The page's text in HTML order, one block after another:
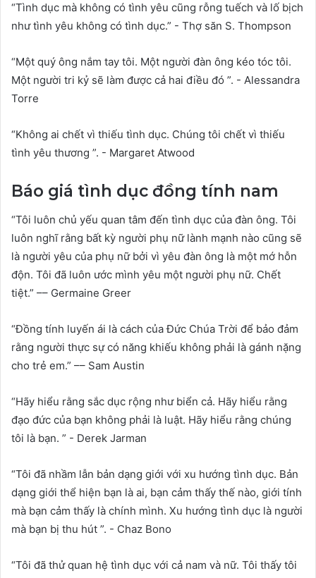
“Tình dục mà không có tình yêu cũng rỗng tuếch và lố bịch
như tình yêu không có tình dục.” - Thợ săn S. Thompson
“Một quý ông nắm tay tôi. Một người đàn ông kéo tóc tôi.
Một người tri kỷ sẽ làm được cả hai điều đó ”. - Alessandra
Torre
“Không ai chết vì thiếu tình dục. Chúng tôi chết vì thiếu
tình yêu thương ”. - Margaret Atwood
Báo giá tình dục đồng tính nam
“Tôi luôn chủ yếu quan tâm đến tình dục của đàn ông. Tôi
luôn nghĩ rằng bất kỳ người phụ nữ lành mạnh nào cũng sẽ
là người yêu của phụ nữ bởi vì yêu đàn ông là một mớ hỗn
độn. Tôi đã luôn ước mình yêu một người phụ nữ. Chết
tiệt.” –– Germaine Greer
“Đồng tính luyến ái là cách của Đức Chúa Trời để bảo đảm
rằng người thực sự có năng khiếu không phải là gánh nặng
cho trẻ em.” –– Sam Austin
“Hãy hiểu rằng sắc dục rộng như biển cả. Hãy hiểu rằng
đạo đức của bạn không phải là luật. Hãy hiểu rằng chúng
tôi là bạn. ” - Derek Jarman
“Tôi đã nhầm lẫn bản dạng giới với xu hướng tình dục. Bản
dạng giới thể hiện bạn là ai, bạn cảm thấy thế nào, giới tính
mà bạn cảm thấy là chính mình. Xu hướng tình dục là người
mà bạn bị thu hút ”. - Chaz Bono
“Tôi đã thử quan hệ tình dục với cả nam và nữ. Tôi thấy tôi